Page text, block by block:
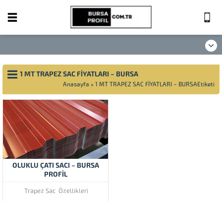
1 MT TRAPEZ SAC FİYATLARI – BURSA
Anasayfa » 1 MT TRAPEZ SAC FİYATLARI – BURSAEtiketi
OLUKLU ÇATI SACI – BURSA
PROFİL
Trapez Sac Özellikleri